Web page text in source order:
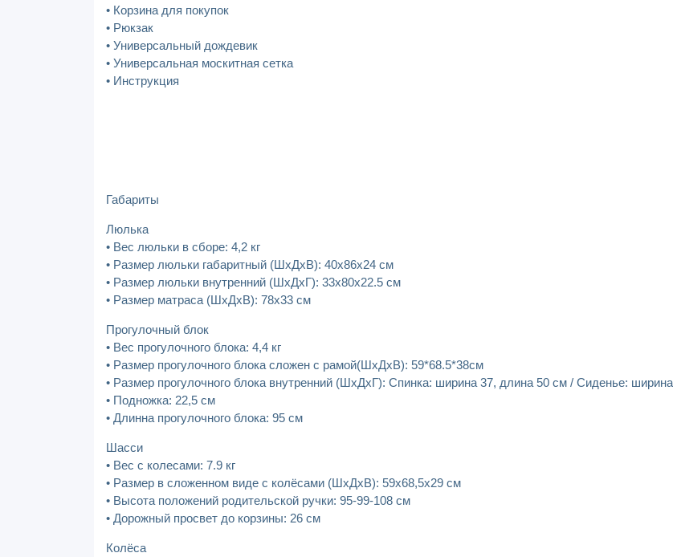
• Корзина для покупок
• Рюкзак
• Универсальный дождевик
• Универсальная москитная сетка
• Инструкция
Габариты
Люлька
• Вес люльки в сборе: 4,2 кг
• Размер люльки габаритный (ШхДхВ): 40х86х24 см
• Размер люльки внутренний (ШхДхГ): 33х80х22.5 см
• Размер матраса (ШхДхВ): 78х33 см
Прогулочный блок
• Вес прогулочного блока: 4,4 кг
• Размер прогулочного блока сложен с рамой(ШхДхВ): 59*68.5*38см
• Размер прогулочного блока внутренний (ШхДхГ): Спинка: ширина 37, длина 50 см / Сиденье:
• Подножка: 22,5 см
• Длинна прогулочного блока: 95 см
Шасси
• Вес с колесами: 7.9 кг
• Размер в сложенном виде с колёсами (ШхДхВ): 59х68,5х29 см
• Высота положений родительской ручки: 95-99-108 см
• Дорожный просвет до корзины: 26 см
Колёса